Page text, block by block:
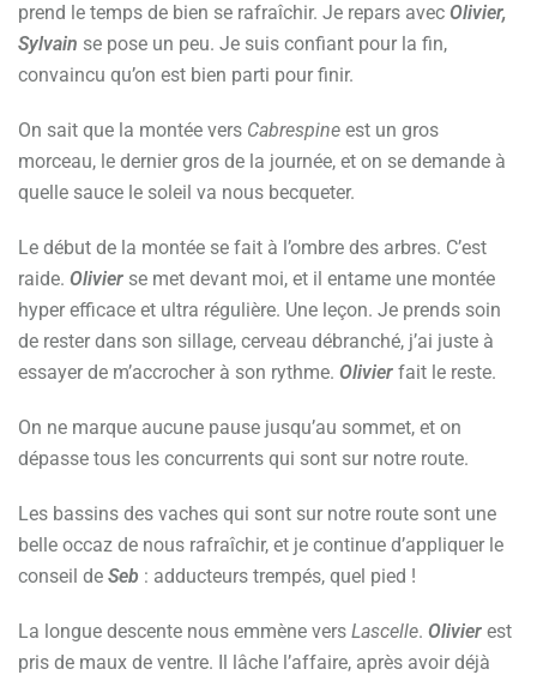
prend le temps de bien se rafraîchir. Je repars avec Olivier,
Sylvain se pose un peu. Je suis confiant pour la fin,
convaincu qu’on est bien parti pour finir.
On sait que la montée vers Cabrespine est un gros
morceau, le dernier gros de la journée, et on se demande à
quelle sauce le soleil va nous becqueter.
Le début de la montée se fait à l’ombre des arbres. C’est
raide. Olivier se met devant moi, et il entame une montée
hyper efficace et ultra régulière. Une leçon. Je prends soin
de rester dans son sillage, cerveau débranché, j’ai juste à
essayer de m’accrocher à son rythme. Olivier fait le reste.
On ne marque aucune pause jusqu’au sommet, et on
dépasse tous les concurrents qui sont sur notre route.
Les bassins des vaches qui sont sur notre route sont une
belle occaz de nous rafraîchir, et je continue d’appliquer le
conseil de Seb : adducteurs trempés, quel pied !
La longue descente nous emmène vers Lascelle. Olivier est
pris de maux de ventre. Il lâche l’affaire, après avoir déjà